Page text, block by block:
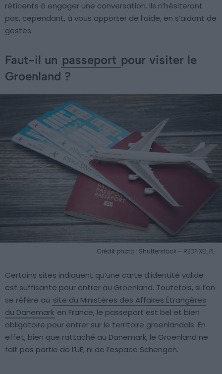
réticents à engager une conversation. Ils n’hésiteront
pas, cependant, à vous apporter de l’aide, en s’aidant de
gestes.
Faut-il un passeport pour visiter le
Groenland ?
Crédit photo : Shutterstock – REDPIXEL.PL
Certains sites indiquent qu’une carte d’identité valide
est suffisante pour entrer au Groenland. Toutefois, si l’on
se réfère au site du Ministères des Affaires Étrangères
du Danemark en France, le passeport est bel et bien
obligatoire pour entrer sur le territoire groenlandais. En
effet, bien que rattaché au Danemark, le Groenland ne
fait pas partie de l’UE, ni de l’espace Schengen.